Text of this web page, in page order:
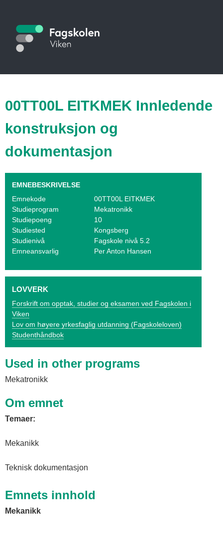
hovedinnhold
S
t
i
k
a
t
a
l
o
g
i
k
e
n
00TT00L EITKMEK Innledende
konstruksjon og
dokumentasjon
EMNEBESKRIVELSE
Emnekode
00TT00L EITKMEK
Studieprogram
Mekatronikk
Studiepoeng
10
Studiested
Kongsberg
Studienivå
Fagskole nivå 5.2
Emneansvarlig
Per Anton Hansen
LOVVERK
Forskrift om opptak, studier og eksamen ved Fagskolen i
Viken
Lov om høyere yrkesfaglig utdanning (Fagskoleloven)
Studenthåndbok
Used in other programs
Mekatronikk
Om emnet
Temaer:
Mekanikk
Teknisk dokumentasjon
Emnets innhold
Mekanikk